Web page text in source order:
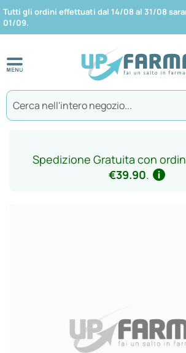
Tutti gli ordini effettuati dal 14/08 al 31/08
01/09.
Spedizione Gratuita con
€39.90.